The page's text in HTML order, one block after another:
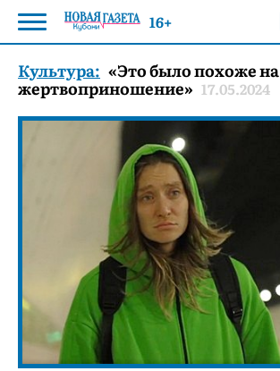
Культура: «Это было похоже на
жертвоприношение» 17.05.2024
16+